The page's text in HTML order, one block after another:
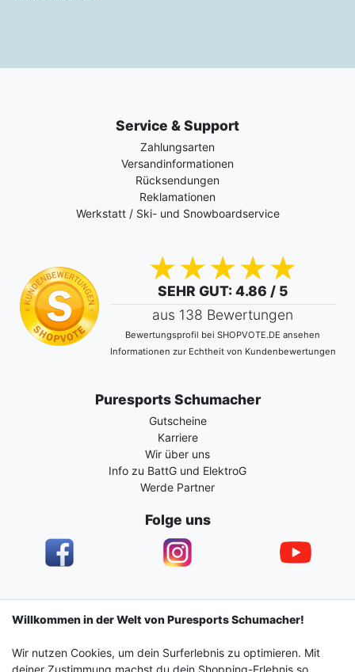
Service & Support
Zahlungsarten
Versandinformationen
Rücksendungen
Reklamationen
Werkstatt / Ski- und Snowboardservice
SEHR GUT: 4.86 / 5
aus 138 Bewertungen
Bewertungsprofil bei SHOPVOTE.DE ansehen
Informationen zur Echtheit von Kundenbewertungen
Puresports Schumacher
Gutscheine
Karriere
Wir über uns
Info zu BattG und ElektroG
Werde Partner
Folge uns
Impressum Daten­schutz­erklärung AGB
Barrierefreiheitserklärung Widerrufs­recht
Willkommen in der Welt von Puresports Schumacher!
Wir nutzen Cookies, um dein Surferlebnis zu optimieren. Mit
deiner Zustimmung machst du dein Shopping-Erlebnis so